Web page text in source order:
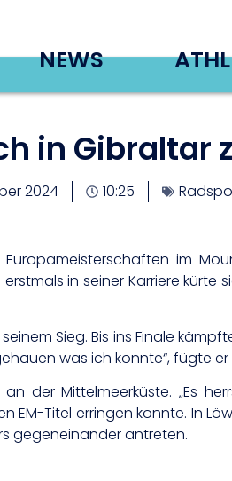
NEWS
in Gibraltar
2024 10:25
im
in seiner Karriere kürte
Sieg. Bis ins Finale
was ich konnte“, fügte er
der Mittelmeerküste. „Es
EM-Titel erringen konnte. In
gegeneinander antreten.